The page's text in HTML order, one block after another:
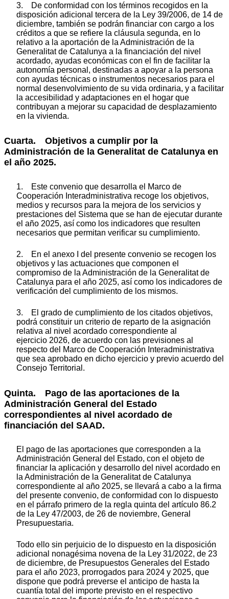
3. De conformidad con los términos recogidos en la
disposición adicional tercera de la Ley 39/2006, de 14 de
diciembre, también se podrán financiar con cargo a los
créditos a que se refiere la cláusula segunda, en lo
relativo a la aportación de la Administración de la
Generalitat de Catalunya a la financiación del nivel
acordado, ayudas económicas con el fin de facilitar la
autonomía personal, destinadas a apoyar a la persona
con ayudas técnicas o instrumentos necesarios para el
normal desenvolvimiento de su vida ordinaria, y a facilitar
la accesibilidad y adaptaciones en el hogar que
contribuyan a mejorar su capacidad de desplazamiento
en la vivienda.
Cuarta. Objetivos a cumplir por la
Administración de la Generalitat de Catalunya en
el año 2025.
1. Este convenio que desarrolla el Marco de
Cooperación Interadministrativa recoge los objetivos,
medios y recursos para la mejora de los servicios y
prestaciones del Sistema que se han de ejecutar durante
el año 2025, así como los indicadores que resulten
necesarios que permitan verificar su cumplimiento.
2. En el anexo I del presente convenio se recogen los
objetivos y las actuaciones que componen el
compromiso de la Administración de la Generalitat de
Catalunya para el año 2025, así como los indicadores de
verificación del cumplimiento de los mismos.
3. El grado de cumplimiento de los citados objetivos,
podrá constituir un criterio de reparto de la asignación
relativa al nivel acordado correspondiente al
ejercicio 2026, de acuerdo con las previsiones al
respecto del Marco de Cooperación Interadministrativa
que sea aprobado en dicho ejercicio y previo acuerdo del
Consejo Territorial.
Quinta. Pago de las aportaciones de la
Administración General del Estado
correspondientes al nivel acordado de
financiación del SAAD.
El pago de las aportaciones que corresponden a la
Administración General del Estado, con el objeto de
financiar la aplicación y desarrollo del nivel acordado en
la Administración de la Generalitat de Catalunya
correspondiente al año 2025, se llevará a cabo a la firma
del presente convenio, de conformidad con lo dispuesto
en el párrafo primero de la regla quinta del artículo 86.2
de la Ley 47/2003, de 26 de noviembre, General
Presupuestaria.
Todo ello sin perjuicio de lo dispuesto en la disposición
adicional nonagésima novena de la Ley 31/2022, de 23
de diciembre, de Presupuestos Generales del Estado
para el año 2023, prorrogados para 2024 y 2025, que
dispone que podrá preverse el anticipo de hasta la
cuantía total del importe previsto en el respectivo